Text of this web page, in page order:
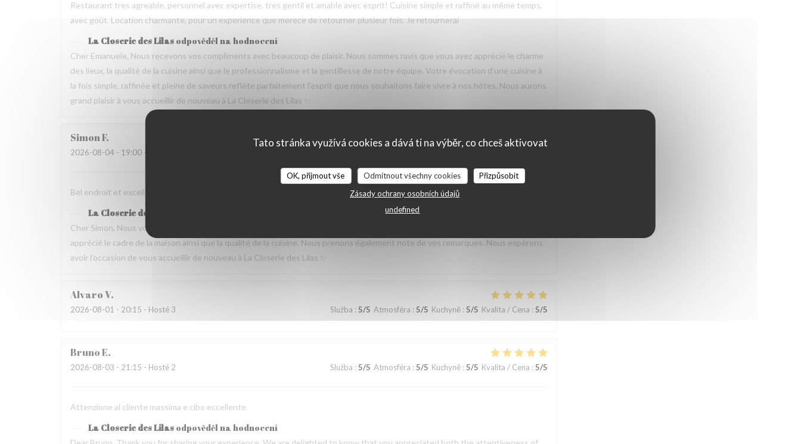
Tato stránka využívá cookies a dává ti na výběr, co chceš aktivovat
OK, přijmout vše Odmítnout všechny cookies
Přizpůsobit
Zásady ochrany osobních údajů
undefined
Restaurant tres agreable, personnel avec expertise, tres gentil et amable avec esprit! Cuisine simple et raffiné au même temps,
avec goût. Location charmante, pour un experience que merece de retourner plusieur fois. Je retournerai
La Closerie des Lilas odpověděl na hodnocení
Cher Emanuele, Nous recevons vos compliments avec beaucoup de plaisir. Nous sommes ravis que vous ayez apprécié le charme
des lieux, la qualité de la cuisine ainsi que le professionnalisme et la gentillesse de notre équipe. Votre évocation d’une cuisine à
la fois simple, raffinée et pleine de saveurs reflète parfaitement l’esprit que nous souhaitons faire vivre à nos hôtes. Nous aurons
grand plaisir à vous accueillir de nouveau à La Closerie des Lilas ✨
SimonF
2026-08-04 - 19:00 - Hosté 5
Bel endroit et excellente nourriture Mais dommage que le restaurant Bel n’offre aucune flexibilité sur le menu pour les enfants.
La Closerie des Lilas
Cher Simon, Nous vous remercions d’avoir pris le temps de partager votre expérience. Nous sommes heureux que vous ayez
apprécié le cadre de la maison ainsi que la qualité de la cuisine. Nous prenons également note de vos remarques. Nous espérons
avoir l’occasion de vous accueillir de nouveau à La Closerie des Lilas ✨
AlvaroV
2026-08-01 - 20:15 - Hosté 3 Služba : 5/5 Atmosféra : 5/5 Kuchyně: 5/5 Kvalita / Cena : 5/5
BrunoE
2026-08-03 - 21:15 - Hosté 2 Služba : 5/5 Atmosféra : 5/5 Kuchyně: 5/5 Kvalita / Cena : 5/5
Attenzione al cliente massima e cibo eccellente
La Closerie des Lilas odpověděl na hodnocení